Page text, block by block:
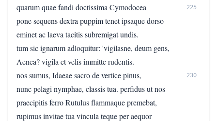
quarum quae fandi doctissima Cymodocea
225
pone sequens dextra puppim tenet ipsaque dorso
eminet ac laeva tacitis subremigat undis.
tum sic ignarum adloquitur: 'vigilasne, deum gens,
Aenea? vigila et velis immitte rudentis.
nos sumus, Idaeae sacro de vertice pinus,
230
nunc pelagi nymphae, classis tua. perfidus ut nos
praecipitis ferro Rutulus flammaque premebat,
rupimus invitae tua vincula teque per aequor